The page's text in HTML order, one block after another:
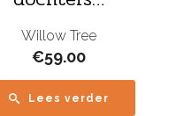
Willow Tree
€59.00
Lees verder